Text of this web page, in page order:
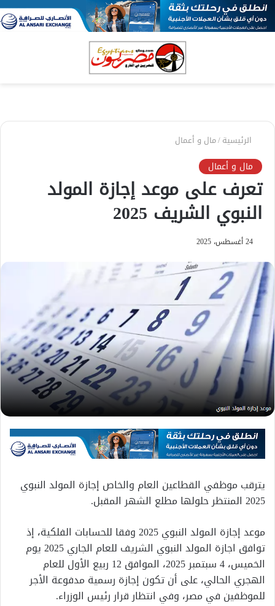
الرئيسية/مال و أعمال
مال و أعمال
تعرف على موعد إجازة المولد
النبوي الشريف 2025
24 أغسطس، 2025
يترقب موظفي القطاعين العام والخاص إجازة المولد النبوي
2025 المنتظر حلولها مطلع الشهر المقبل.
موعد إجازة المولد النبوي 2025 وفقا للحسابات الفلكية، إذ
توافق اجازة المولد النبوي الشريف للعام الجاري 2025 يوم
الخميس، 4 سبتمبر 2025، الموافق 12 ربيع الأول للعام
الهجري الحالي، على أن تكون إجازة رسمية مدفوعة الأجر
للموظفين في مصر، وفي انتظار قرار رئيس الوزراء.